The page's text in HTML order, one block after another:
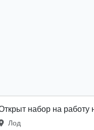
набор на работу
Лод